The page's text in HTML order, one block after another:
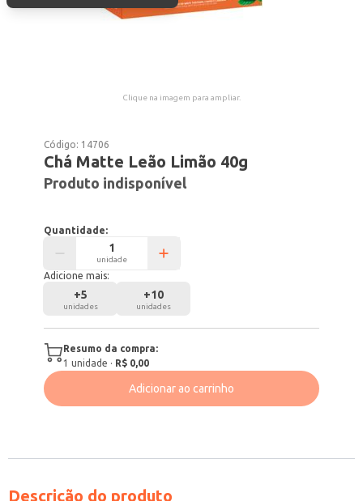
Clique na imagem para ampliar.
Código: 14706
Chá Matte Leão Limão 40g
Produto indisponível
Quantidade:
unidade
Adicione mais:
+5
unidades
+10
unidades
Resumo da compra:
1 unidade · R$ 0,00
Adicionar ao carrinho
Descrição do produto